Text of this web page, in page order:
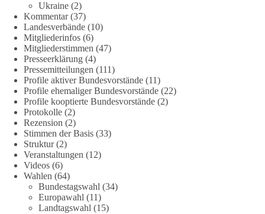
7 8
DieBasis
2 Tage(n) zuvor
Jetzt dieBasis Sachsen-Anhalt unterstützen!
Die Landtagswahl 2026 in Sachsen-Anhalt findet am 6.
September statt. Die Inhalte stehen – jetzt müssen sie gesehen,
geteilt und diskutiert werden.
Folge unseren Kanälen:
Facebook:
https://www.facebook.com/groups/diebasissachsenanhalt/
Instragram:
https://www.instagram.com/die_basis_sachsen_anhalt/
Tiktok: https://www.tiktok.com/@diebasis_sachsenanhalt
Ukraine (2)
Kommentar(37)
Landesverbände (10)
Mitgliederinfos (6)
Mitgliederstimmen (47)
Presseerklärung (4)
Pressemitteilungen (111)
Profile aktiver Bundesvorstände (11)
Profile ehemaliger Bundesvorstände (22)
Profile kooptierte Bundesvorstände (2)
Protokolle (2)
Rezension (2)
Stimmen der Basis (33)
Struktur(2)
Veranstaltungen (12)
Videos (6)
Wahlen (64)
Bundestagswahl (34)
Europawahl (11)
Landtagswahl (15)